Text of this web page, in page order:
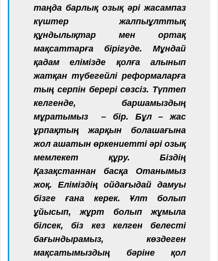
таңда барлық озық әрі жасампаз
күштер жалпыұлттық
құндылықтар мен ортақ
мақсаттарға бірігуде. Мұндай
қадам елімізде қолға алынып
жатқан түбегейлі реформаларға
тың серпін берері сөзсіз. Түптеп
келгенде, баршамыздың
мұратымыз – бір. Бұл – жас
ұрпақтың жарқын болашағына
жол ашатын өркениетті әрі озық
мемлекет құру. Біздің
Қазақстаннан басқа Отанымыз
жоқ. Еліміздің ойдағыдай дамуы
бізге ғана керек.Ұлт болып
ұйысып, жұрт болып жұмыла
білсек, біз кез келген белесті
бағындырамыз, көздеген
мақсатымыздың бәріне қол